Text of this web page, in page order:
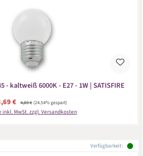
- kaltweiß 6000K - E27 - 1W | SATISFIRE
€ Regulärer Preis:
4,89 €(24.54% gespart)
inkl. MwSt. zzgl. Versandkosten
Verfügbarkeit: